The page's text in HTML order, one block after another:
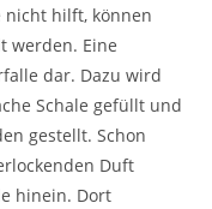
nicht hilft, können
werden. Eine
dar. Dazu wird
Schale gefüllt und
gestellt. Schon
Duft
hinein. Dort